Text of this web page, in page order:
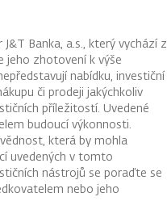
Banka, a.s., který vychází z
jeho zhotovení k výše
nabídku, investiční
či prodeji jakýchkoliv
příležitostí. Uvedené
budoucí výkonnosti.
která by mohla
uvedených v tomto
nástrojů se poraďte se
nebo jeho